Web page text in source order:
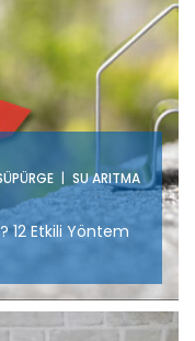
| SU ARITMA
12 Etkili Yöntem